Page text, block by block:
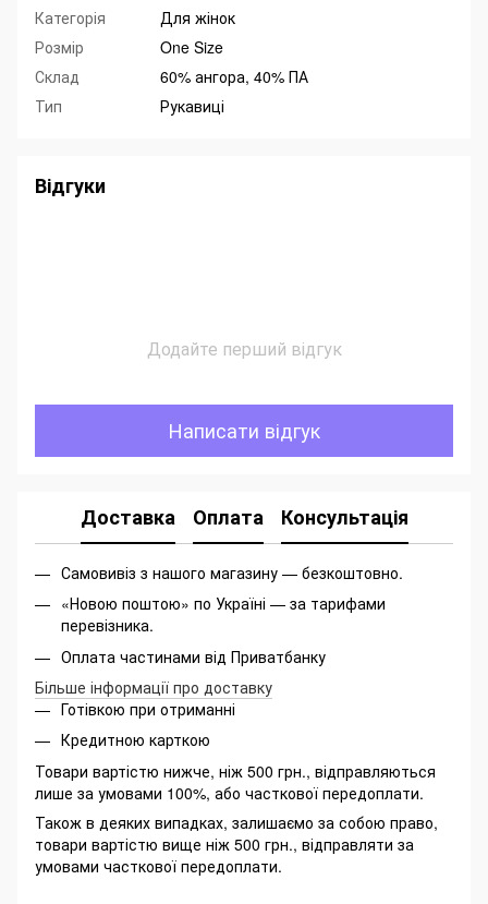
Категорія
Для жінок
Розмір
One Size
Склад
60% ангора, 40% ПА
Тип
Рукавиці
Відгуки
Додайте перший відгук
Написати відгук
Доставка Оплата Консультація
Самовивіз з нашого магазину — безкоштовно.
«Новою поштою» по Україні — за тарифами
перевізника.
Оплата частинами від Приватбанку
Більше інформації про доставку
Готівкою при отриманні
Кредитною карткою
Товари вартістю нижче, ніж 500 грн., відправляються
лише за умовами 100%, або часткової передоплати.
Також в деяких випадках, залишаємо за собою право,
товари вартістю вище ніж 500 грн., відправляти за
умовами часткової передоплати.